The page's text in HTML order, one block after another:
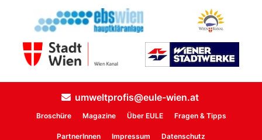
umweltprofis@eule-wien.at
Broschüre Magazine Über EULE Fragen & Tipps
PartnerInnen Impressum Datenschutz